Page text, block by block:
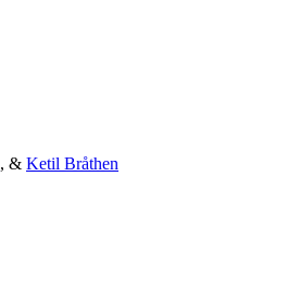
, & Ketil Bråthen